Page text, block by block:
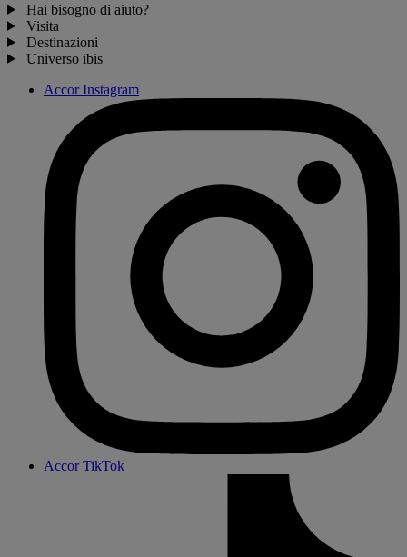
Hai bisogno di aiuto?
Visita
Destinazioni
Universo ibis
Accor Instagram
Accor TikTok